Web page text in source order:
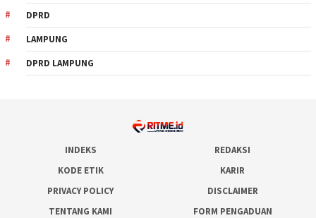
DPRD
LAMPUNG
DPRD LAMPUNG
INDEKS
REDAKSI
KODE ETIK
KARIR
PRIVACY POLICY
DISCLAIMER
TENTANG KAMI
FORM PENGADUAN